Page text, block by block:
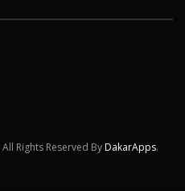
All Rights Reserved By DakarApps.